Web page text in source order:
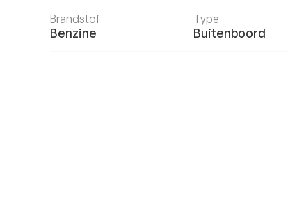
Brandstof
Benzine
Type
Buitenboord